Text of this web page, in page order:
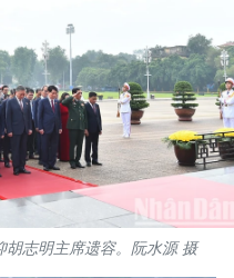
志明主席遗容。阮水源 摄